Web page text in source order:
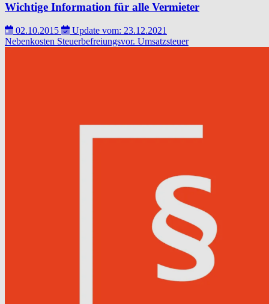
Wichtige Information für alle Vermieter
02.10.2015
Update vom: 23.12.2021
Nebenkosten Steuerbefreiungsvor. Umsatzsteuer